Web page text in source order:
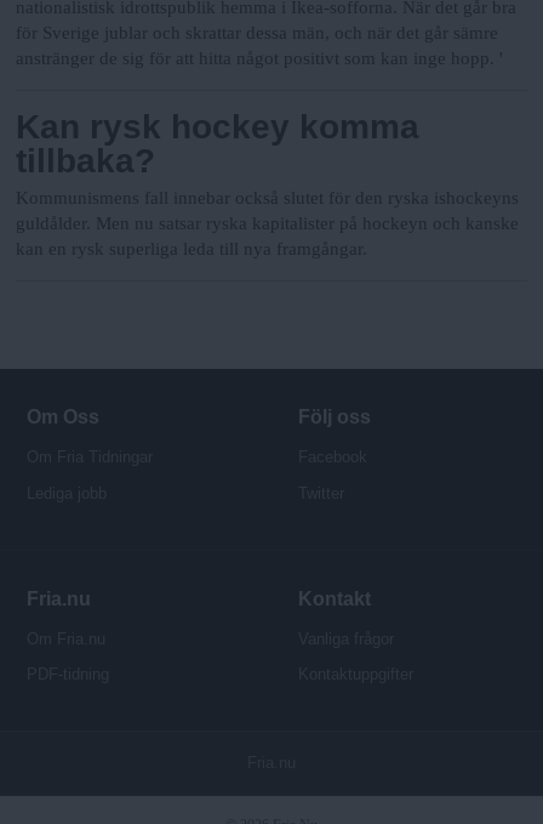
nationalistisk idrottspublik hemma i Ikea-sofforna. När det går bra
för Sverige jublar och skrattar dessa män, och när det går sämre
anstränger de sig för att hitta något positivt som kan inge hopp. '
Kan rysk hockey komma
tillbaka?
Kommunismens fall innebar också slutet för den ryska ishockeyns
guldålder. Men nu satsar ryska kapitalister på hockeyn och kanske
kan en rysk superliga leda till nya framgångar.
Om Oss Följ oss
Fria.nu Kontakt